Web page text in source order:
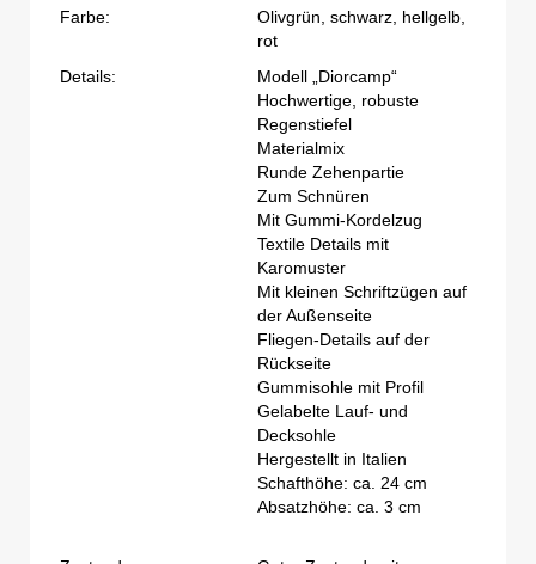
Farbe:
Olivgrün, schwarz, hellgelb,
rot
Details:
Modell „Diorcamp“
Hochwertige, robuste
Regenstiefel
Materialmix
Runde Zehenpartie
Zum Schnüren
Mit Gummi-Kordelzug
Textile Details mit
Karomuster
Mit kleinen Schriftzügen auf
der Außenseite
Fliegen-Details auf der
Rückseite
Gummisohle mit Profil
Gelabelte Lauf- und
Decksohle
Hergestellt in Italien
Schafthöhe: ca. 24 cm
Absatzhöhe: ca. 3 cm